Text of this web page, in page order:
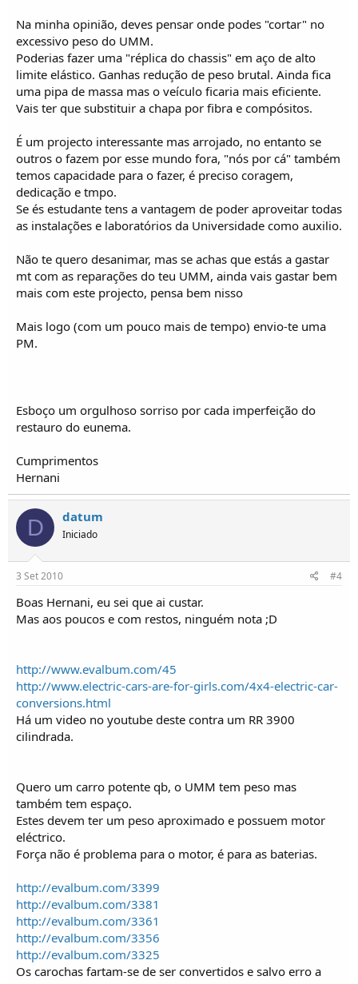
Na minha opinião, deves pensar onde podes "cortar" no
excessivo peso do UMM.
Poderias fazer uma "réplica do chassis" em aço de alto
limite elástico. Ganhas redução de peso brutal. Ainda fica
uma pipa de massa mas o veículo ficaria mais eficiente.
Vais ter que substituir a chapa por fibra e compósitos.
É um projecto interessante mas arrojado, no entanto se
outros o fazem por esse mundo fora, "nós por cá" também
temos capacidade para o fazer, é preciso coragem,
dedicação e tmpo.
Se és estudante tens a vantagem de poder aproveitar todas
as instalações e laboratórios da Universidade como auxilio.
Não te quero desanimar, mas se achas que estás a gastar
mt com as reparações do teu UMM, ainda vais gastar bem
mais com este projecto, pensa bem nisso
Mais logo (com um pouco mais de tempo) envio-te uma
PM.
Esboço um orgulhoso sorriso por cada imperfeição do
restauro do eunema.
Cumprimentos
Hernani
D datum
Iniciado
3 Set 2010 #4
Boas Hernani, eu sei que ai custar.
Mas aos poucos e com restos, ninguém nota ;D
http://www.evalbum.com/45
http://www.electric-cars-are-for-girls.com/4x4-electric-car-
conversions.html
Há um video no youtube deste contra um RR 3900
cilindrada.
Quero um carro potente qb, o UMM tem peso mas
também tem espaço.
Estes devem ter um peso aproximado e possuem motor
eléctrico.
Força não é problema para o motor, é para as baterias.
http://evalbum.com/3399
http://evalbum.com/3381
http://evalbum.com/3361
http://evalbum.com/3356
http://evalbum.com/3325
Os carochas fartam-se de ser convertidos e salvo erro a